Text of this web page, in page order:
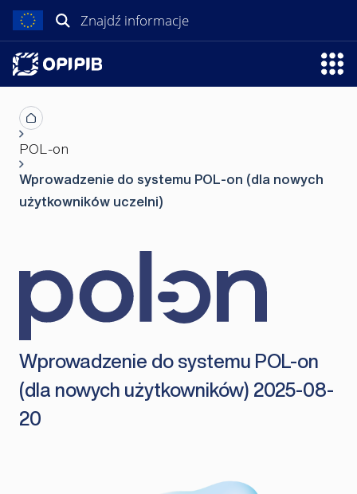
Przejdź
do
treści
Szukaj:
menu
POL-on
Wprowadzenie do systemu POL-on (dla nowych
użytkowników uczelni)
Wprowadzenie do systemu POL-on
(dla nowych użytkowników) 2025-08-
20